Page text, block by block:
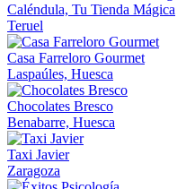
Caléndula, Tu Tienda Mágica
Teruel
Casa Farreloro Gourmet
Laspaúles, Huesca
Chocolates Bresco
Benabarre, Huesca
Taxi Javier
Zaragoza